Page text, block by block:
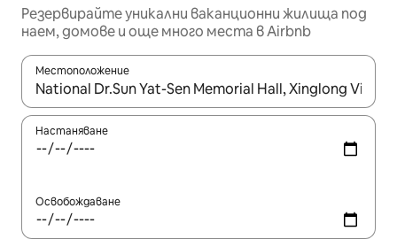
Резервирайте уникални ваканционни жилища под
наем, домове и още много места в Airbnb
Местоположение
Когато резултатите се покажат, използвайте
Настаняване
Освобождаване